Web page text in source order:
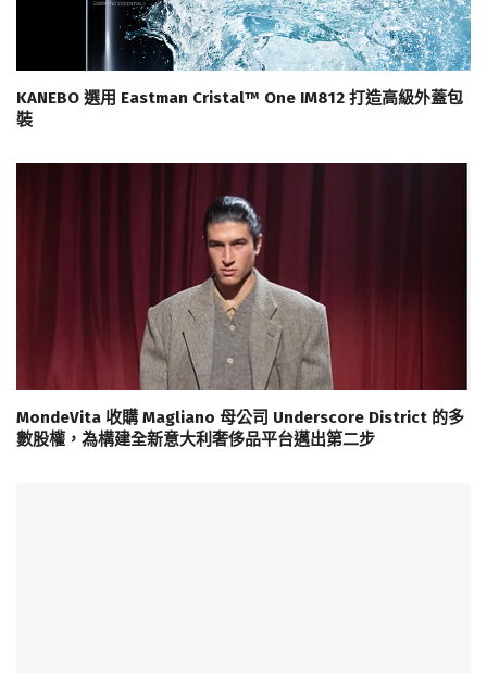
KANEBO 選用 Eastman Cristal™ One IM812 打造高級外蓋包
裝
MondeVita 收購 Magliano 母公司 Underscore District 的多
數股權，為構建全新意大利奢侈品平台邁出第二步